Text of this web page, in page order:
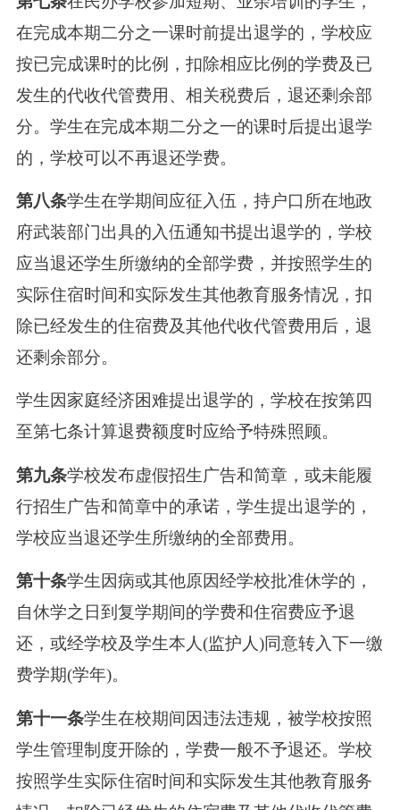
在完成本期二分之一课时前提出退学的，学校应
按已完成课时的比例，扣除相应比例的学费及已
发生的代收代管费用、相关税费后，退还剩余部
分。学生在完成本期二分之一的课时后提出退学
的，学校可以不再退还学费。
第八条学生在学期间应征入伍，持户口所在地政
府武装部门出具的入伍通知书提出退学的，学校
应当退还学生所缴纳的全部学费，并按照学生的
实际住宿时间和实际发生其他教育服务情况，扣
除已经发生的住宿费及其他代收代管费用后，退
还剩余部分。
学生因家庭经济困难提出退学的，学校在按第四
至第七条计算退费额度时应给予特殊照顾。
第九条学校发布虚假招生广告和简章，或未能履
行招生广告和简章中的承诺，学生提出退学的，
学校应当退还学生所缴纳的全部费用。
第十条学生因病或其他原因经学校批准休学的，
自休学之日到复学期间的学费和住宿费应予退
还，或经学校及学生本人(监护人)同意转入下一缴
费学期(学年)。
第十一条学生在校期间因违法违规，被学校按照
学生管理制度开除的，学费一般不予退还。学校
按照学生实际住宿时间和实际发生其他教育服务